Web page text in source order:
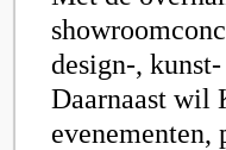
design-,
Daarnaast wil
evenementen,